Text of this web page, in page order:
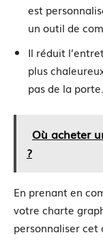
est
un outil de
Il réduit
plus
pas de la porte.
Où acheter
?
En prenant en
votre charte
personnaliser cet